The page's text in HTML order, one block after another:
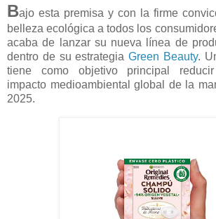
Bajo esta premisa y con la firme
belleza ecológica a todos los
acaba de lanzar su nueva línea de
dentro de su estrategia Green Beauty.
tiene como objetivo principal
impacto medioambiental global de la
2025.